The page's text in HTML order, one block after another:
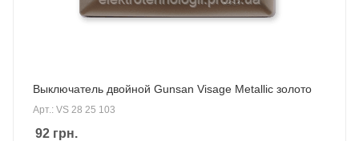
Выключатель двойной Gunsan Visage Metallic золото
Арт.: VS 28 25 103
92 грн.